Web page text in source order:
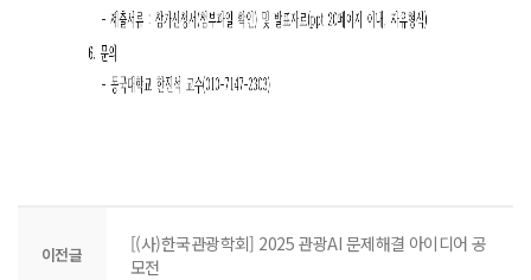
이전글
[(사)한국관광학회] 2025 관광AI 문제해결 아이디어 공
모전